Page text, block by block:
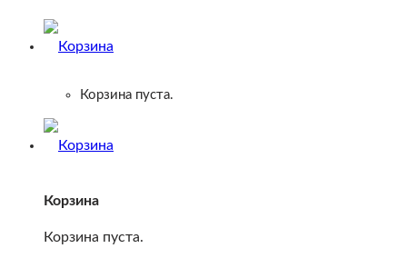
Корзина пуста.
Корзина
Корзина пуста.